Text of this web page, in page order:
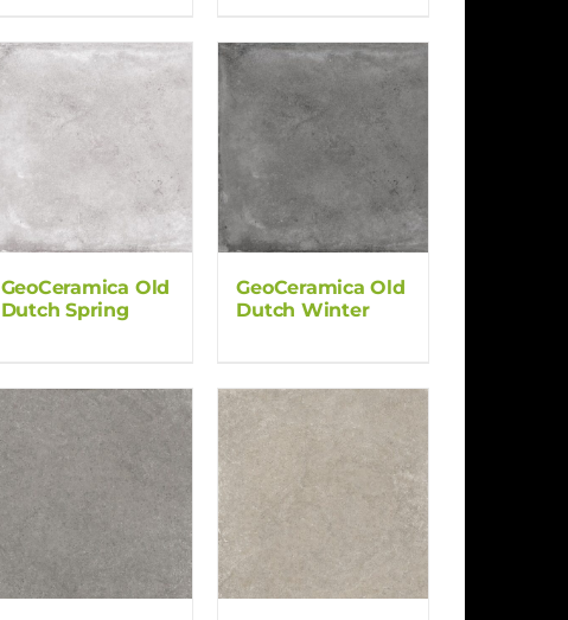
GeoCeramica Old
Dutch Spring
GeoCeramica Old
Dutch Winter